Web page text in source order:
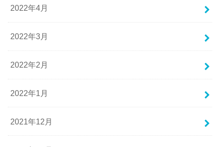
2022年4月
2022年3月
2022年2月
2022年1月
2021年12月